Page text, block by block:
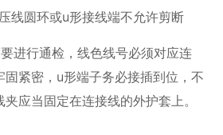
线圆环或u形接线端不允许剪断
进行通检，线色线号必须对应连
紧密，u形端子务必接插到位，不
应当固定在连接线的外护套上。